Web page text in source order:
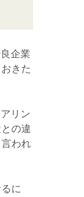
企業
きた
リン
の違
われ
に